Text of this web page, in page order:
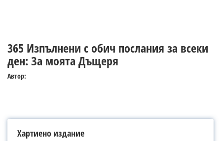
365 Изпълнени с обич послания за всеки
ден: За моята Дъщеря
Автор:
Хартиено издание